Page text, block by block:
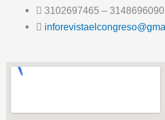
3102697465 – 3148696090